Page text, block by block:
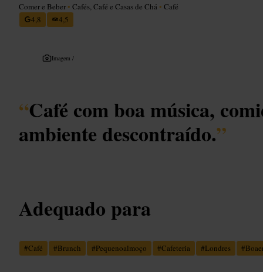
Comer e Beber • Cafés, Café e Casas de Chá • Café
4,8
4,5
Imagem /
“Café com boa música,
ambiente descontraído.”
Adequado para
#Café #Brunch #Pequenoalmoço #Cafeteria #Londres #